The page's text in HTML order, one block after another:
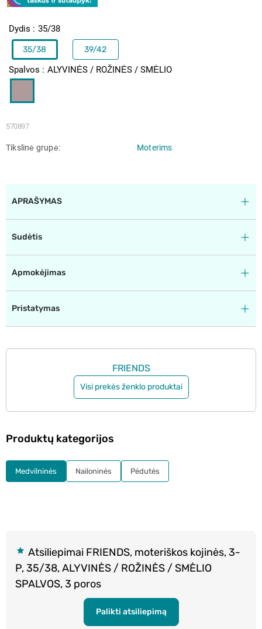
570897
Dydis 35/38
35/38 39/42
Spalvos ALYVINĖS / ROŽINĖS / SMĖLIO
Tikslinė grupė Moterims
APRAŠYMAS
Sudėtis
Apmokėjimas
Pristatymas
FRIENDS
Visi prekės ženklo produktai
Atsiliepimai FRIENDS, moteriškos kojinės, 3-
P, 35/38, ALYVINĖS / ROŽINĖS / SMĖLIO
SPALVOS, 3 poros
Palikti atsiliepimą
Produktų kategorijos
Medvilninės Nailoninės Pėdutės